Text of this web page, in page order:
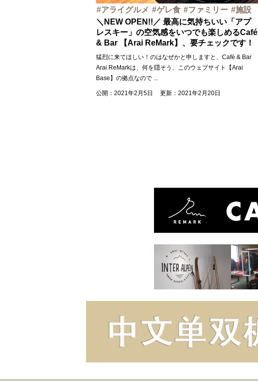
アライグルメ ゲレ食 ファミリー
施設
＼NEW OPEN!!／ 最高に気持ちいい「アプ
レスキー」の空気感をいつでも楽しめるCafé
& Bar 【Arai ReMark】、要チェックです！
猛烈に来てほしい！のはなぜかと申しますと、Café & Bar
Arai ReMarkは、何を隠そう、このウェブサイト【Arai
Base】の拠点なので ...
公開：2021年2月5日 更新：2021年2月20日